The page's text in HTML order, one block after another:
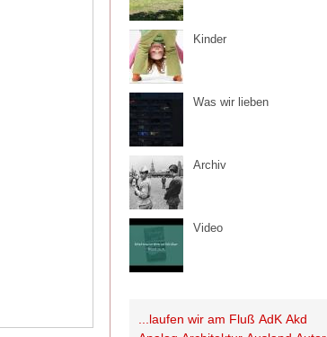
Kinder
Was wir lieben
Archiv
Video
...laufen wir am Fluß AdK Akd